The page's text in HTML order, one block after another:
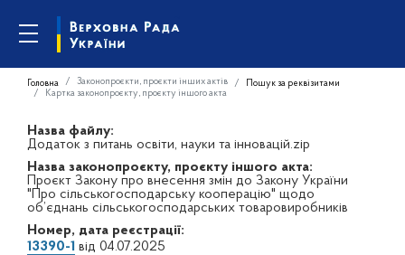
Головна Законопроєкти, проєкти інших актів
Пошук за реквізитами
Картка законопроєкту, проєкту іншого акта
Назва файлу:
Додаток з питань освіти, науки та інновацій.zip
Назва законопроєкту, проєкту іншого акта:
Проєкт Закону про внесення змін до Закону України
"Про сільськогосподарську кооперацію" щодо
об’єднань сільськогосподарських товаровиробників
Номер, дата реєстрації:
13390-1 від 04.07.2025